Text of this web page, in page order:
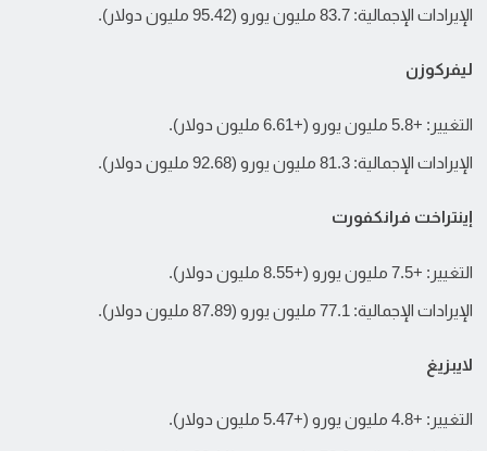
الإيرادات الإجمالية: 83.7 مليون يورو (95.42 مليون دولار).
ليفركوزن
التغيير: +5.8 مليون يورو (+6.61 مليون دولار).
الإيرادات الإجمالية: 81.3 مليون يورو (92.68 مليون دولار).
إينتراخت فرانكفورت
التغيير: +7.5 مليون يورو (+8.55 مليون دولار).
الإيرادات الإجمالية: 77.1 مليون يورو (87.89 مليون دولار).
لايبزيغ
التغيير: +4.8 مليون يورو (+5.47 مليون دولار).